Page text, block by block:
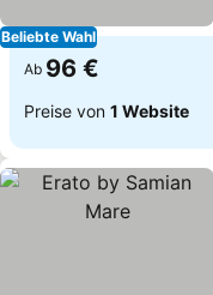
Beliebte Wahl
Ab 96 €
Preise von 1 Website